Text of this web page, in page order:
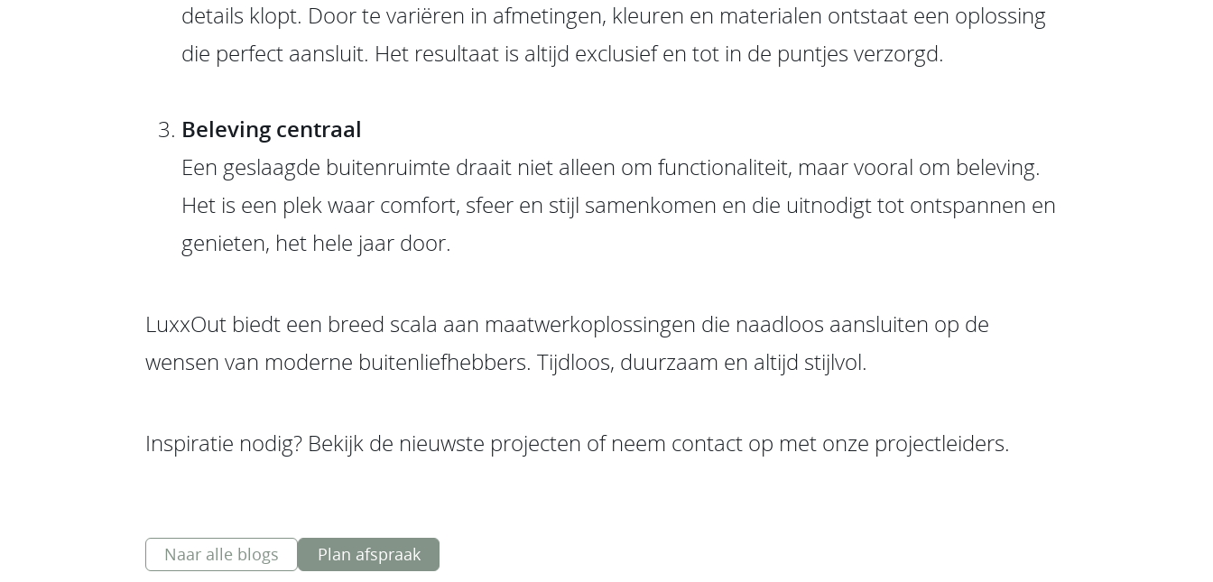
details klopt. Door te variëren in afmetingen, kleuren en materialen ontstaat een oplossing
die perfect aansluit. Het resultaat is altijd exclusief en tot in de puntjes verzorgd.
Beleving centraal
Een geslaagde buitenruimte draait niet alleen om functionaliteit, maar vooral om beleving.
Het is een plek waar comfort, sfeer en stijl samenkomen en die uitnodigt tot ontspannen en
genieten, het hele jaar door.
LuxxOut biedt een breed scala aan maatwerkoplossingen die naadloos aansluiten op de
wensen van moderne buitenliefhebbers. Tijdloos, duurzaam en altijd stijlvol.
Inspiratie nodig? Bekijk de nieuwste projecten of neem contact op met onze projectleiders.
Naar alle blogs Plan afspraak